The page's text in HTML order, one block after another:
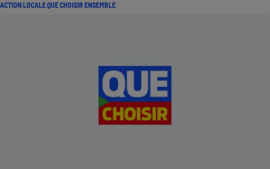
ACTION LOCALE QUE CHOISIR ENSEMBLE